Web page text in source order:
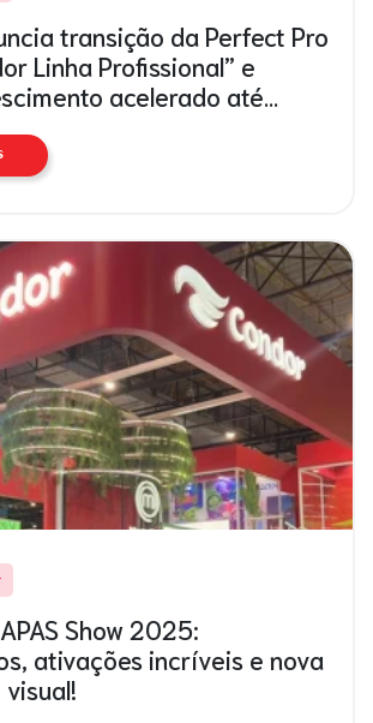
transição da Perfect Pro
Linha Profissional” e
acelerado até
Show 2025:
ativações incríveis e nova